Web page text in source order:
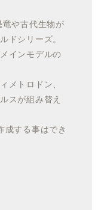
や古代生物が
ドシリーズ。
インモデルの
メトロドン、
スが組み替え
する事はでき